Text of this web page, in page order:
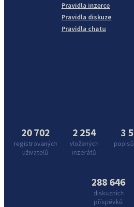
Pravidla inzerce
Pravidla diskuze
Pravidla chatu
20 702
registrovaných
uživatelů
2 254
vložených
inzerátů
3
288 646
diskuzních
příspěvků